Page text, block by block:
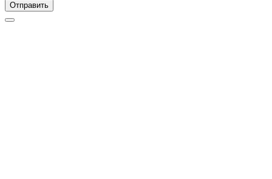
Отправить